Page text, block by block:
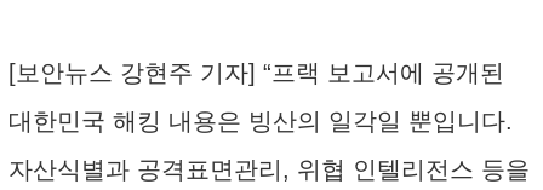
[보안뉴스 강현주 기자] “프랙 보고서에 공개된
대한민국 해킹 내용은 빙산의 일각일 뿐입니다.
자산식별과 공격표면관리, 위협 인텔리전스 등을